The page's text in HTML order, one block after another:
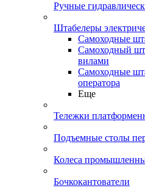
Ручные
Штабелеры
Самоходные
Самоходный
вилами
Самоходные
оператора
Еще
Тележки
Подъемные столы
Колеса
Бочкокантователи